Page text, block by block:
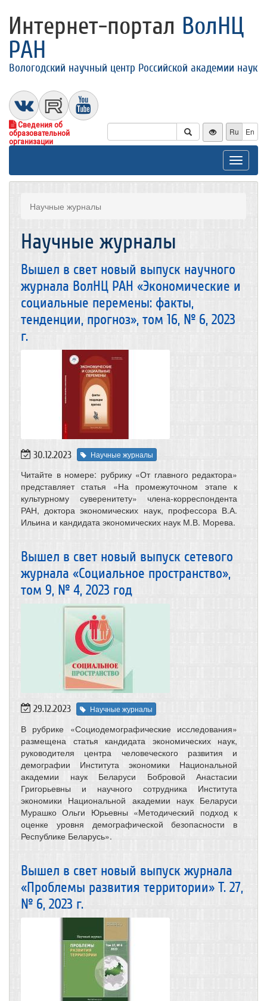
Интернет-портал ВолНЦ
РАН
Вологодский научный центр Российской академии наук
Сведения об
образовательной
организации
Ru En
Toggle
Научные журналы
Научные журналы
Вышел в свет новый выпуск научного
журнала ВолНЦ РАН «Экономические и
социальные перемены: факты,
тенденции, прогноз», том 16, № 6, 2023
г.
30.12.2023 Научные журналы
Читайте в номере: рубрику «От главного редактора»
представляет статья «На промежуточном этапе к
культурному суверенитету» члена-корреспондента
РАН, доктора экономических наук, профессора В.А.
Ильина и кандидата экономических наук М.В. Морева.
Вышел в свет новый выпуск сетевого
журнала «Социальное пространство»,
том 9, № 4, 2023 год
29.12.2023 Научные журналы
В рубрике «Социодемографические исследования»
размещена статья кандидата экономических наук,
руководителя центра человеческого развития и
демографии Института экономики Национальной
академии наук Беларуси Бобровой Анастасии
Григорьевны и научного сотрудника Института
экономики Национальной академии наук Беларуси
Мурашко Ольги Юрьевны «Методический подход к
оценке уровня демографической безопасности в
Республике Беларусь».
Вышел в свет новый выпуск журнала
«Проблемы развития территории» Т. 27,
№ 6, 2023 г.